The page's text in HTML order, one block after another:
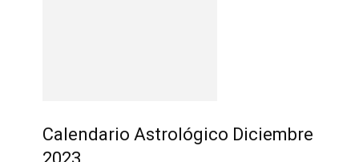
Calendario Astrológico Diciembre